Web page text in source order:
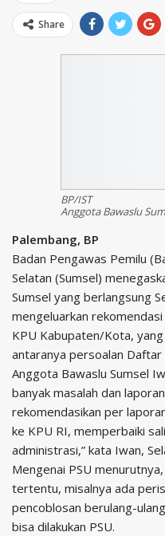
Share
BP/IST
Anggota Bawaslu
Palembang, BP
Badan Pengawas Pemilu
Selatan (Sumsel)
Sumsel yang berlangsung
mengeluarkan
KPU Kabupaten/Kota,
antaranya persoalan
Anggota Bawaslu Sumsel
banyak masalah dan
rekomendasikan per
ke KPU RI, memperbaiki
administrasi,” kata Iwan,
Mengenai PSU
tertentu, misalnya ada
pencoblosan berulang-
bisa dilakukan PSU.